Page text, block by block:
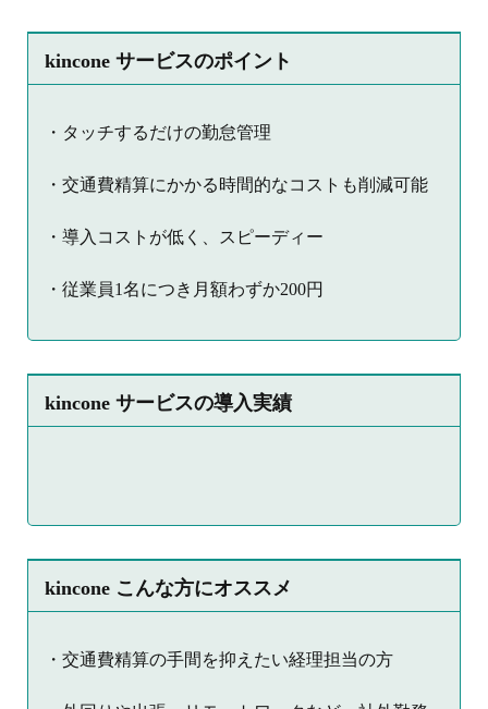
kincone サービスのポイント
・タッチするだけの勤怠管理
・交通費精算にかかる時間的なコストも削減可能
・導入コストが低く、スピーディー
・従業員1名につき月額わずか200円
kincone サービスの導入実績
kincone こんな方にオススメ
・交通費精算の手間を抑えたい経理担当の方